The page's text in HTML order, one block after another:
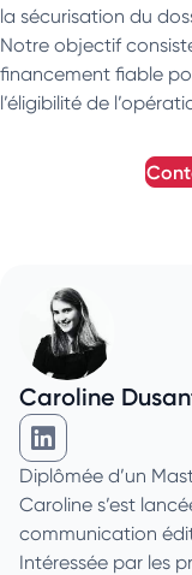
la sécurisation du
Notre objectif
financement fiable
l’éligibilité de
Caroline
Caroline
Diplômée d’un
Caroline s’est
communication
Intéressée par les